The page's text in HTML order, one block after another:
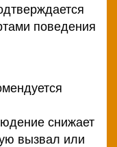
поведения
снижает
вызвал или